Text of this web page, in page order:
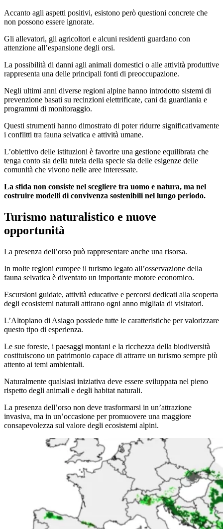
Accanto agli aspetti positivi, esistono però questioni concrete che
non possono essere ignorate.
Gli allevatori, gli agricoltori e alcuni residenti guardano con
attenzione all’espansione degli orsi.
La possibilità di danni agli animali domestici o alle attività produttive
rappresenta una delle principali fonti di preoccupazione.
Negli ultimi anni diverse regioni alpine hanno introdotto sistemi di
prevenzione basati su recinzioni elettrificate, cani da guardiania e
programmi di monitoraggio.
Questi strumenti hanno dimostrato di poter ridurre significativamente
i conflitti tra fauna selvatica e attività umane.
L’obiettivo delle istituzioni è favorire una gestione equilibrata che
tenga conto sia della tutela della specie sia delle esigenze delle
comunità che vivono nelle aree interessate.
La sfida non consiste nel scegliere tra uomo e natura, ma nel
costruire modelli di convivenza sostenibili nel lungo periodo.
Turismo naturalistico e nuove
opportunità
La presenza dell’orso può rappresentare anche una risorsa.
In molte regioni europee il turismo legato all’osservazione della
fauna selvatica è diventato un importante motore economico.
Escursioni guidate, attività educative e percorsi dedicati alla scoperta
degli ecosistemi naturali attirano ogni anno migliaia di visitatori.
L’Altopiano di Asiago possiede tutte le caratteristiche per valorizzare
questo tipo di esperienza.
Le sue foreste, i paesaggi montani e la ricchezza della biodiversità
costituiscono un patrimonio capace di attrarre un turismo sempre più
attento ai temi ambientali.
Naturalmente qualsiasi iniziativa deve essere sviluppata nel pieno
rispetto degli animali e degli habitat naturali.
La presenza dell’orso non deve trasformarsi in un’attrazione
invasiva, ma in un’occasione per promuovere una maggiore
consapevolezza sul valore degli ecosistemi alpini.